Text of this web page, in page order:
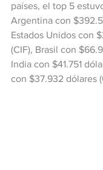
países, el top 5
Argentina con
Estados Unidos con
(CIF), Brasil con
India con $41.751
con $37.932 dólares